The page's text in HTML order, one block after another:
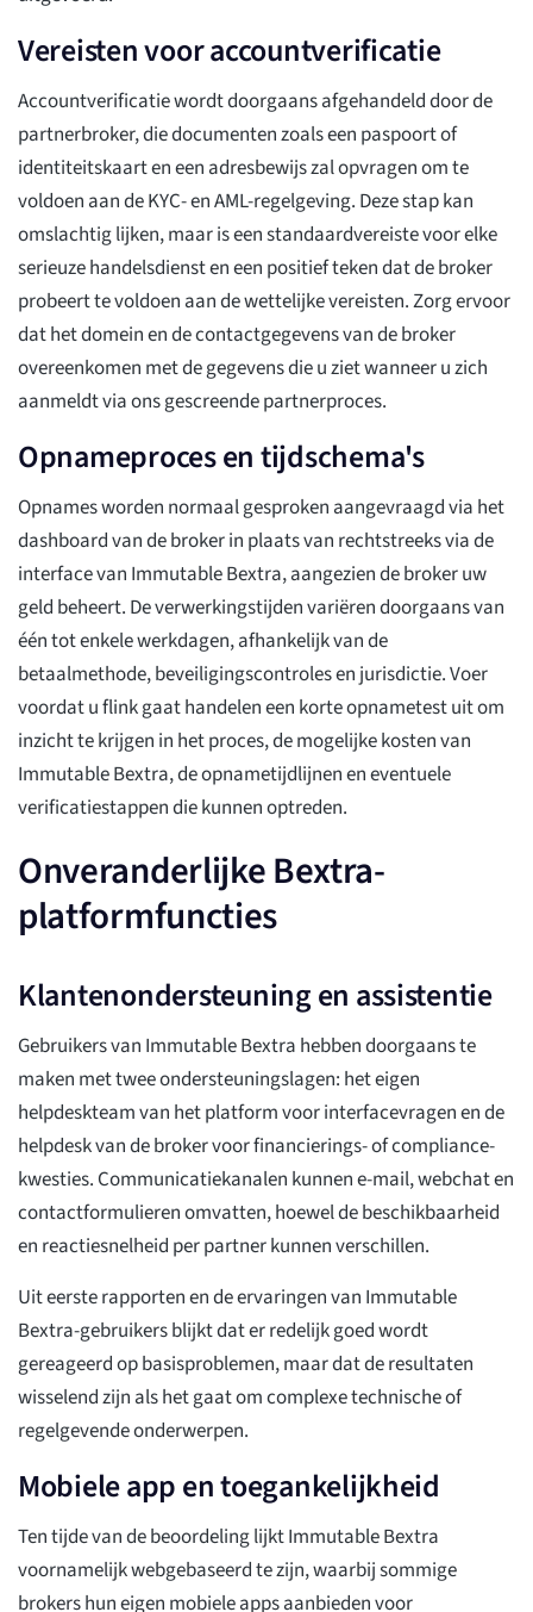
Vereisten voor accountverificatie
Accountverificatie wordt doorgaans afgehandeld door de
partnerbroker, die documenten zoals een paspoort of
identiteitskaart en een adresbewijs zal opvragen om te
voldoen aan de KYC- en AML-regelgeving. Deze stap kan
omslachtig lijken, maar is een standaardvereiste voor elke
serieuze handelsdienst en een positief teken dat de broker
probeert te voldoen aan de wettelijke vereisten. Zorg ervoor
dat het domein en de contactgegevens van de broker
overeenkomen met de gegevens die u ziet wanneer u zich
aanmeldt via ons gescreende partnerproces.
Opnameproces en tijdschema's
Opnames worden normaal gesproken aangevraagd via het
dashboard van de broker in plaats van rechtstreeks via de
interface van Immutable Bextra, aangezien de broker uw
geld beheert. De verwerkingstijden variëren doorgaans van
één tot enkele werkdagen, afhankelijk van de
betaalmethode, beveiligingscontroles en jurisdictie. Voer
voordat u flink gaat handelen een korte opnametest uit om
inzicht te krijgen in het proces, de mogelijke kosten van
Immutable Bextra, de opnametijdlijnen en eventuele
verificatiestappen die kunnen optreden.
Onveranderlijke Bextra-
platformfuncties
Klantenondersteuning en assistentie
Gebruikers van Immutable Bextra hebben doorgaans te
maken met twee ondersteuningslagen: het eigen
helpdeskteam van het platform voor interfacevragen en de
helpdesk van de broker voor financierings- of compliance-
kwesties. Communicatiekanalen kunnen e-mail, webchat en
contactformulieren omvatten, hoewel de beschikbaarheid
en reactiesnelheid per partner kunnen verschillen.
Uit eerste rapporten en de ervaringen van Immutable
Bextra-gebruikers blijkt dat er redelijk goed wordt
gereageerd op basisproblemen, maar dat de resultaten
wisselend zijn als het gaat om complexe technische of
regelgevende onderwerpen.
Mobiele app en toegankelijkheid
Ten tijde van de beoordeling lijkt Immutable Bextra
voornamelijk webgebaseerd te zijn, waarbij sommige
brokers hun eigen mobiele apps aanbieden voor